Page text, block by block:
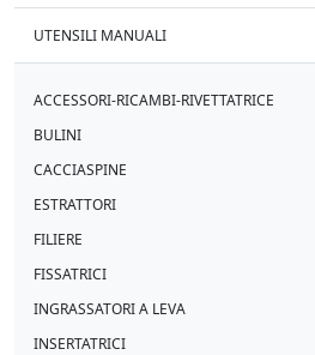
UTENSILI MANUALI
ACCESSORI-RICAMBI-RIVETTATRICE
BULINI
CACCIASPINE
ESTRATTORI
FILIERE
FISSATRICI
INGRASSATORI A LEVA
INSERTATRICI